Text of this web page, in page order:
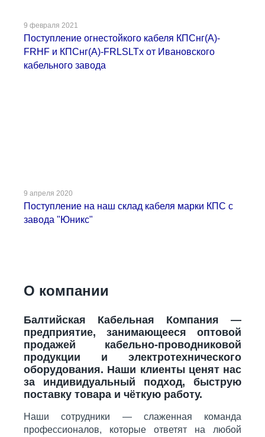
9 февраля 2021
Поступление огнестойкого кабеля КПСнг(А)-
FRHF и КПСнг(А)-FRLSLTx от Ивановского
кабельного завода
9 апреля 2020
Поступление на наш склад кабеля марки КПС с
завода "Юникс"
О компании
Балтийская Кабельная Компания —
предприятие, занимающееся оптовой
продажей кабельно-проводниковой
продукции и электротехнического
оборудования. Наши клиенты ценят нас
за индивидуальный подход, быструю
поставку товара и чёткую работу.
Наши сотрудники — слаженная команда
профессионалов, которые ответят на любой